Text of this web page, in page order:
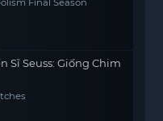
Final Season
Sĩ Seuss: Giống Chim